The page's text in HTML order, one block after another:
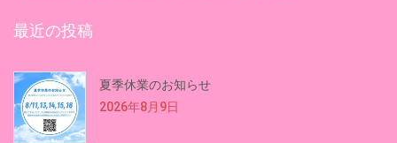
最近の投稿
夏季休業のお知らせ
2026年8月9日